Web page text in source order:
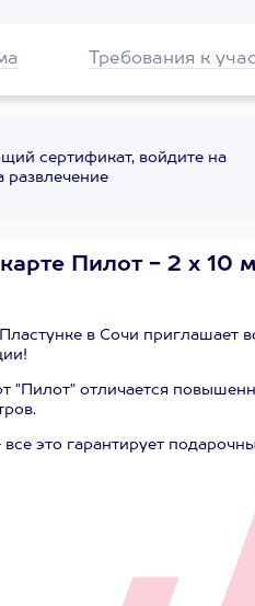
Требования к
сертификат, войдите на
развлечение
Пилот - 2 х 10
в Сочи приглашает
"Пилот" отличается
это гарантирует